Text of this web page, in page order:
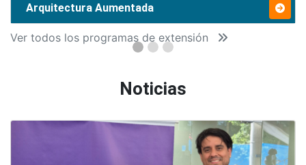
Arquitectura Aumentada
Ver todos los programas de extensión
Noticias